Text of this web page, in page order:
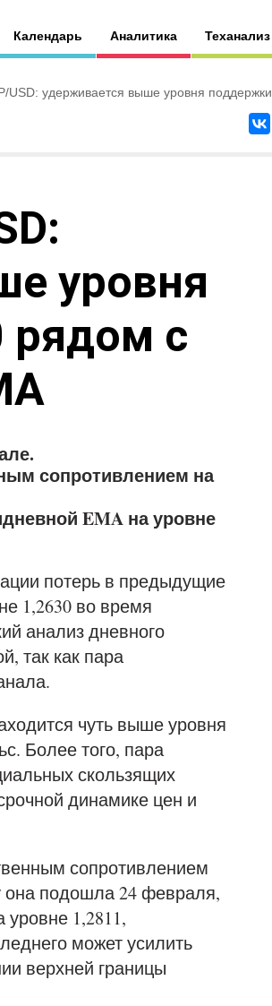
Календарь Аналитика Теханализ
USD: удерживается выше уровня поддержки
уровня
рядом с
сопротивлением на
EMA на уровне
потерь в предыдущие
1,2630 во время
анализ дневного
так как пара
чуть выше уровня
Более того, пара
скользящих
динамике цен и
сопротивлением
она подошла 24 февраля,
1,2811,
может усилить
верхней границы